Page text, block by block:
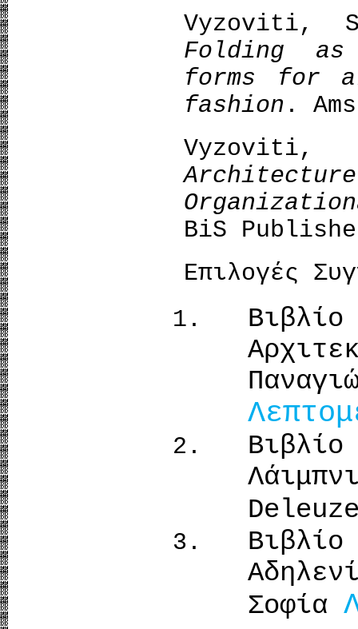
Vyzoviti,
Folding
forms for
fashion .
BiS
Επιλογές
Σοφία